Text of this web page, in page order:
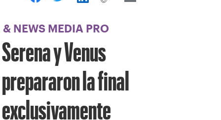
& NEWS MEDIA PRO
Serena y Venus
prepararon la final
exclusivamente